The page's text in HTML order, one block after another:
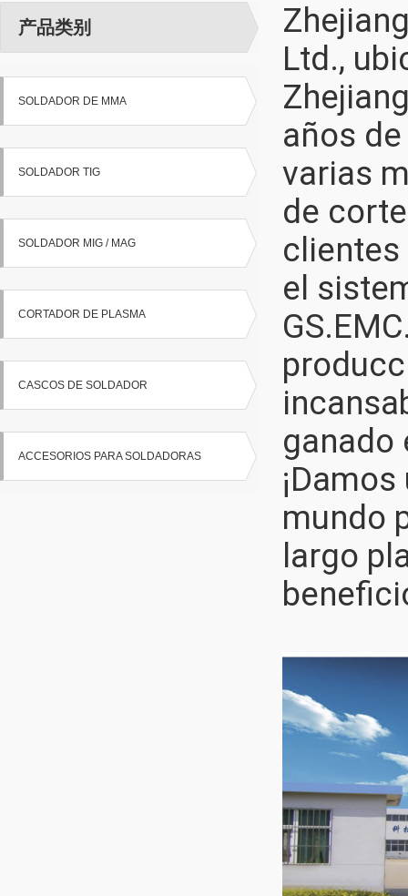
产品类别
SOLDADOR DE MMA
SOLDADOR TIG
SOLDADOR MIG / MAG
CORTADOR DE PLASMA
CASCOS DE SOLDADOR
ACCESORIOS PARA SOLDADORAS
Ltd.,
años
varias
de
clientes
el
ganado
mundo
largo